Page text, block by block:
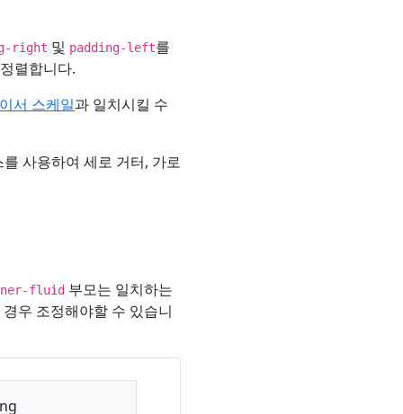
right 및 padding-left를
렬합니다.
서 스케일과 일치시킬 수
사용하여 세로 거터, 가로
fluid 부모는 일치하는
우 조정해야할 수 있습니